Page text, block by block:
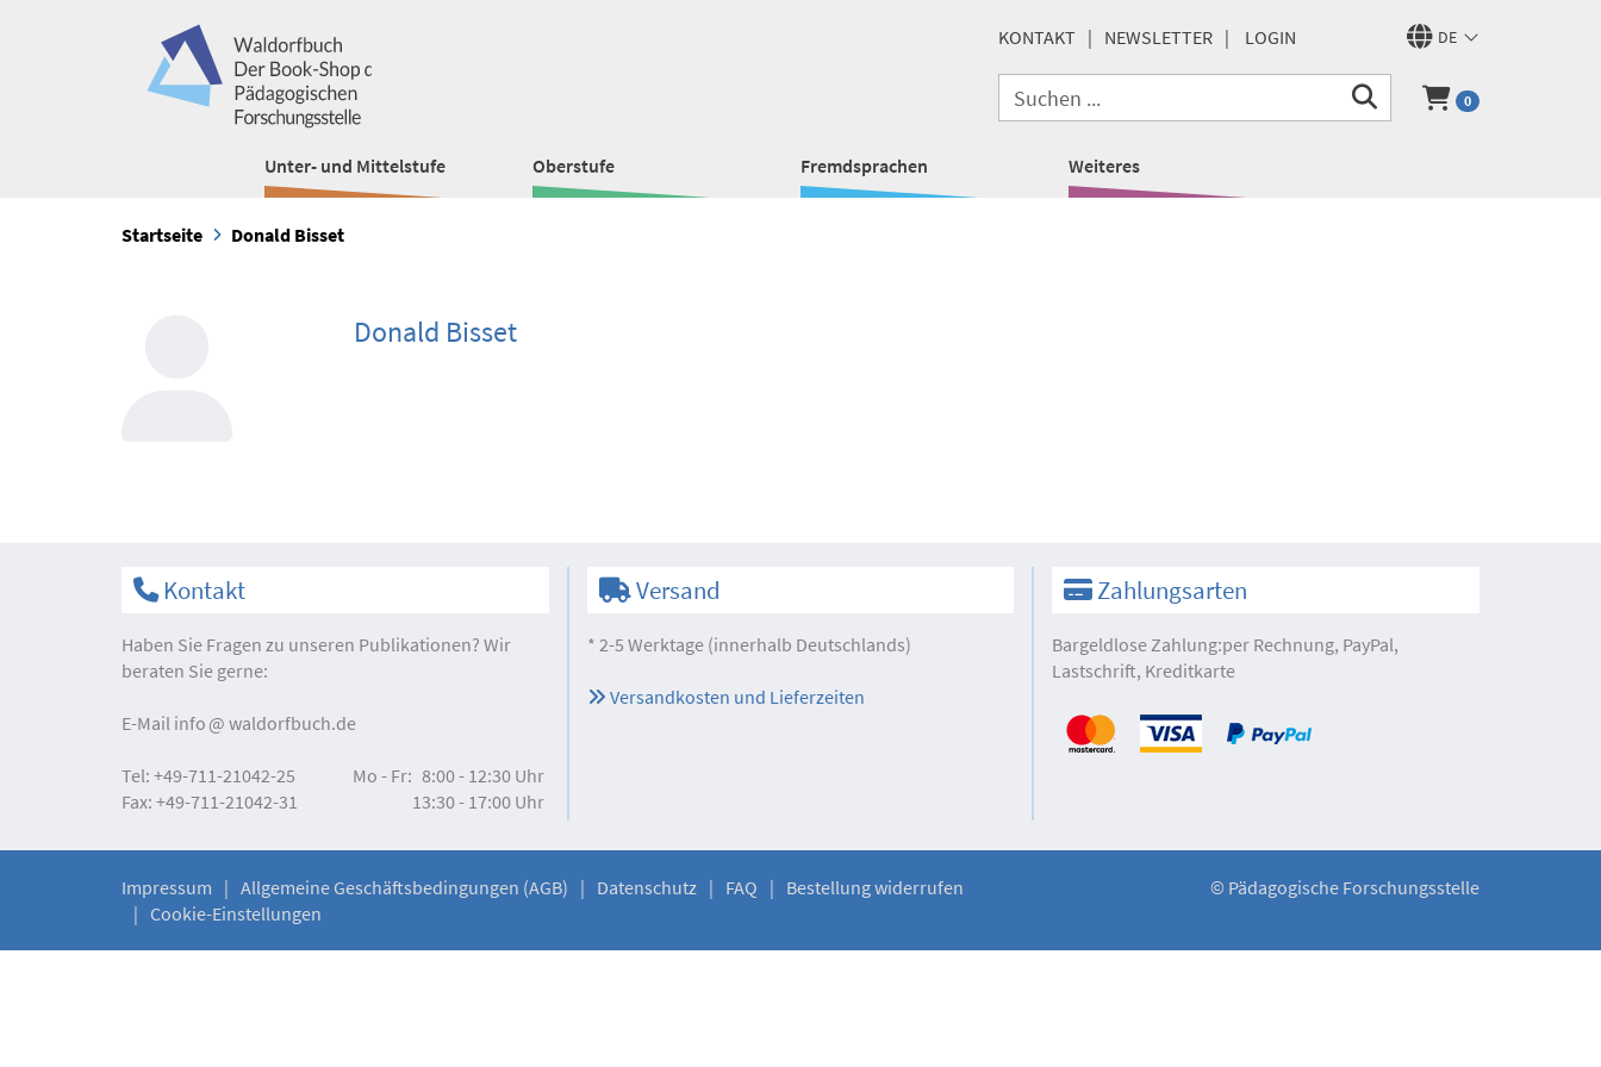
DE
KONTAKT NEWSLETTER LOGIN
0
Unter- und Mittelstufe Oberstufe Fremdsprachen Weiteres
Startseite Donald Bisset
Donald Bisset
Kontakt
Haben Sie Fragen zu unseren Publikationen? Wir
beraten Sie gerne:
E-Mail info waldorfbuch.de
Tel: +49-711-21042-25
Fax: +49-711-21042-31
Mo - Fr: 8:00 - 12:30 Uhr
13:30 - 17:00 Uhr
Versand
* 2-5 Werktage (innerhalb Deutschlands)
Versandkosten und Lieferzeiten
Zahlungsarten
Bargeldlose Zahlung:per Rechnung, PayPal,
Lastschrift, Kreditkarte
Impressum Allgemeine Geschäftsbedingungen (AGB) Datenschutz FAQ
Bestellung widerrufen
Cookie-Einstellungen
© Pädagogische Forschungsstelle